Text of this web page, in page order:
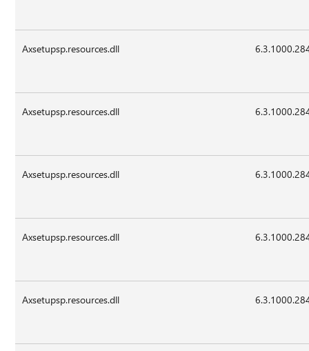
Axsetupsp.resources.dll
Axsetupsp.resources.dll
Axsetupsp.resources.dll
Axsetupsp.resources.dll
Axsetupsp.resources.dll